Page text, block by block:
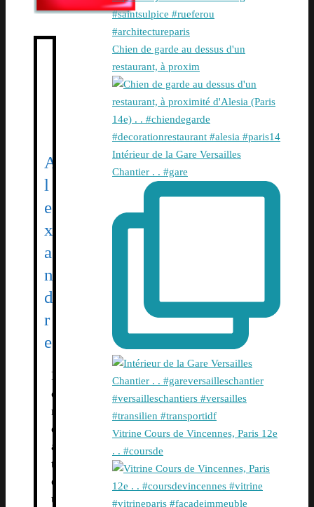
A
l
e
x
a
n
d
r
e
F
o
n
d
a
t
e
u
Chien de garde au dessus d'un
restaurant, à proxim
Intérieur de la Gare Versailles
Chantier . . #gare
Vitrine Cours de Vincennes, Paris 12e
. . #coursde